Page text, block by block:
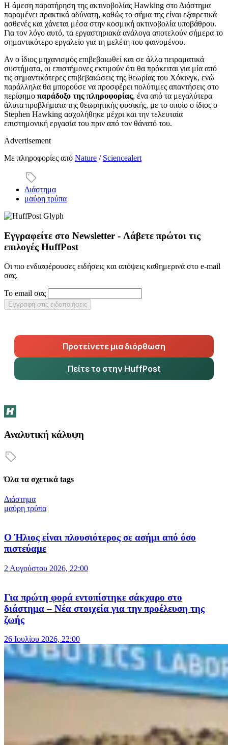
Η άμεση παρατήρηση της ακτινοβολίας Hawking στο Διάστημα
παραμένει πρακτικά αδύνατη, καθώς το σήμα της είναι εξαιρετικά
ασθενές και χάνεται μέσα στην κοσμική ακτινοβολία υποβάθρου.
Για τον λόγο αυτό, τα εργαστηριακά ανάλογα αποτελούν σήμερα το
σημαντικότερο εργαλείο για τη μελέτη του φαινομένου.
Αν ο ίδιος μηχανισμός επιβεβαιωθεί και σε άλλα πειραματικά
συστήματα, οι επιστήμονες εκτιμούν ότι θα πρόκειται για μία από
τις σημαντικότερες επιβεβαιώσεις της θεωρίας του Χόκινγκ, ενώ
παράλληλα θα μπορούσε να προσφέρει πολύτιμες απαντήσεις στο
περίφημο παράδοξο της πληροφορίας, ένα από τα μεγαλύτερα
άλυτα προβλήματα της θεωρητικής φυσικής, με το οποίο ο ίδιος ο
Stephen Hawking ασχολήθηκε μέχρι και την τελευταία
επιστημονική εργασία του πριν από τον θάνατό του.
Advertisement
Με πληροφορίες από Nature / Sciencealert
Διάστημα
μαύρη τρύπα
Εγγραφείτε στο Newsletter - Λάβετε πρώτοι τις
επιλογές HuffPost
Οι πιο ενδιαφέρουσες ειδήσεις και απόψεις καθημερινά στο e-mail
σας.
Το email σας
Εγγραφή στις ειδοποιήσεις
Προτείνετε μια διόρθωση
Πείτε το στην HuffPost
Αναλυτική κάλυψη
Όλα τα σχετικά tags
Διάστημα
μαύρη τρύπα
Ο Ήλιος είναι πλουσιότερος σε ασήμι από όσο
πιστεύαμε
2 Αυγούστου 2026, 22:00
Για πρώτη φορά εντοπίστηκε σάκχαρο στο
διάστημα – Νέα στοιχεία για την προέλευση της
ζωής
26 Ιουλίου 2026, 22:00